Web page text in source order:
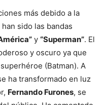
más debido a la
sido las bandas
y “Superman”. El
y oscuro ya que
(Batman). A
ha transformado en luz
Fernando Furones, se